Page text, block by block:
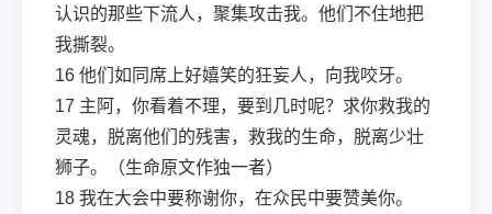
认识的那些下流人，聚集攻击我。他们不住地把
我撕裂。
16 他们如同席上好嬉笑的狂妄人，向我咬牙。
17 主阿，你看着不理，要到几时呢？求你救我的
灵魂，脱离他们的残害，救我的生命，脱离少壮
狮子。（生命原文作独一者）
18 我在大会中要称谢你，在众民中要赞美你。